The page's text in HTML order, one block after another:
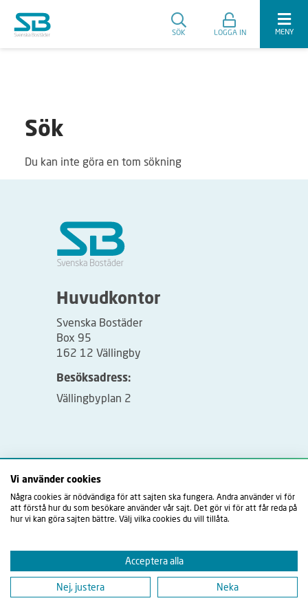
SÖK LOGGA IN MENY
Sök
Du kan inte göra en tom sökning
Huvudkontor
Svenska Bostäder
Box 95
162 12 Vällingby
Besöksadress:
Vällingbyplan 2
Vi använder cookies
Några cookies är nödvändiga för att sajten ska fungera. Andra använder vi för
att förstå hur du som besökare använder vår sajt. Det gör vi för att får reda på
hur vi kan göra sajten bättre. Välj vilka cookies du vill tillåta.
Acceptera alla
Nej, justera Neka